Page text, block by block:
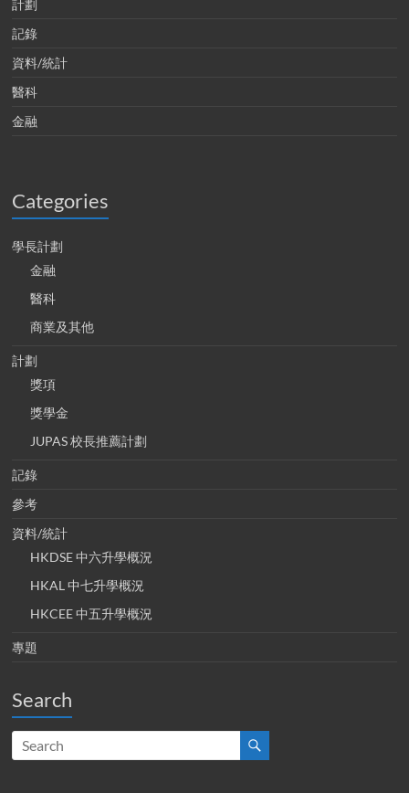
計劃
記錄
資料/統計
醫科
金融
Categories
學長計劃
金融
醫科
商業及其他
計劃
獎項
獎學金
JUPAS 校長推薦計劃
記錄
參考
資料/統計
HKDSE 中六升學概況
HKAL 中七升學概況
HKCEE 中五升學概況
專題
Search